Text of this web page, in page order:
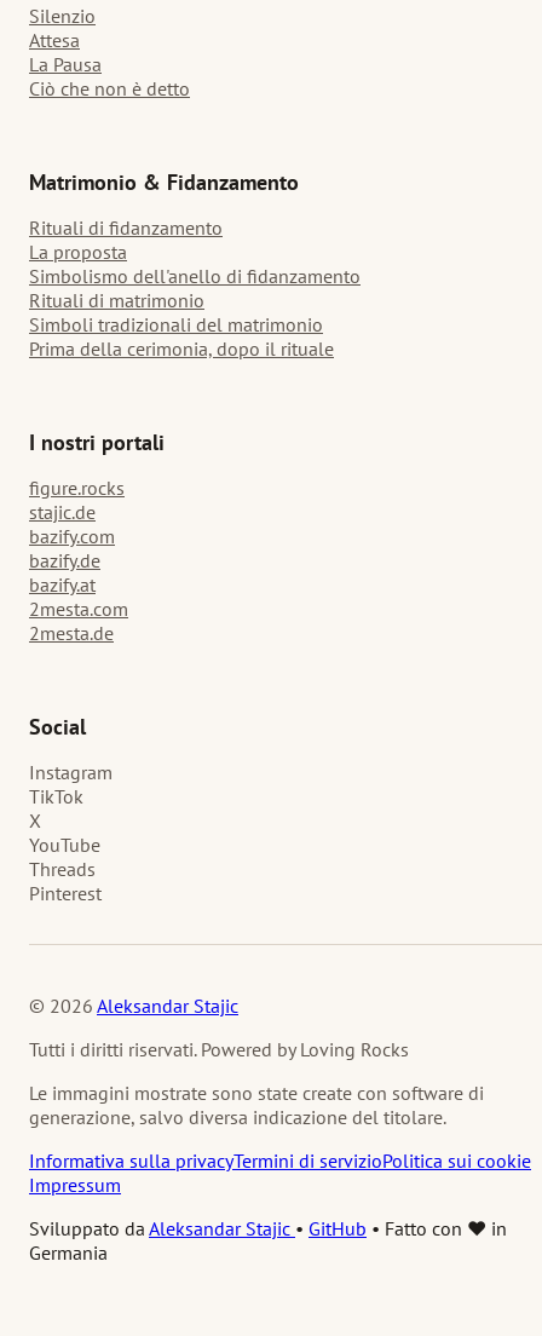
Silenzio
Attesa
La Pausa
Ciò che non è detto
Matrimonio & Fidanzamento
Rituali di fidanzamento
La proposta
Simbolismo dell'anello di fidanzamento
Rituali di matrimonio
Simboli tradizionali del matrimonio
Prima della cerimonia, dopo il rituale
I nostri portali
figure.rocks
stajic.de
bazify.com
bazify.de
bazify.at
2mesta.com
2mesta.de
Social
Instagram
TikTok
X
YouTube
Threads
Pinterest
© 2026 Aleksandar Stajic
Tutti i diritti riservati. Powered by Loving Rocks
Le immagini mostrate sono state create con software di
generazione, salvo diversa indicazione del titolare.
Informativa sulla privacyTermini di servizioPolitica sui cookie
Impressum
Sviluppato da Aleksandar Stajic • GitHub • Fatto con ❤️ in
Germania